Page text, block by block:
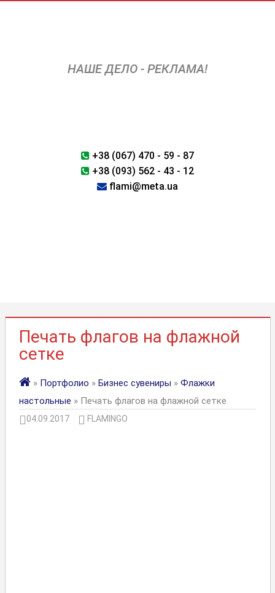
НАШЕ ДЕЛО - РЕКЛАМА!
+38 (067) 470 - 59 - 87
+38 (093) 562 - 43 - 12
flami@meta.ua
Печать флагов на флажной
сетке
» Портфолио » Бизнес сувениры » Флажки
настольные » Печать флагов на флажной сетке
04.09.2017 FLAMINGO